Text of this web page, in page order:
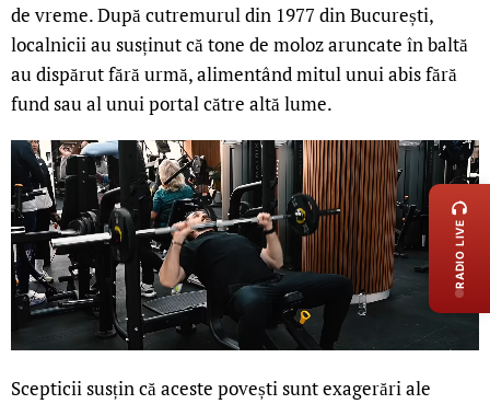
de vreme. După cutremurul din 1977 din București,
localnicii au susținut că tone de moloz aruncate în baltă
au dispărut fără urmă, alimentând mitul unui abis fără
fund sau al unui portal către altă lume.
Scepticii susțin că aceste povești sunt exagerări ale
LIVE
RADIO LIVE